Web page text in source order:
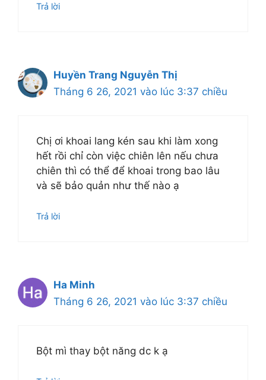
Trả lời
Huyền Trang Nguyễn Thị
Tháng 6 26, 2021 vào lúc 3:37 chiều
Chị ơi khoai lang kén sau khi làm xong
hết rồi chỉ còn việc chiên lên nếu chưa
chiên thì có thể để khoai trong bao lâu
và sẽ bảo quản như thế nào ạ
Trả lời
Ha Minh
Tháng 6 26, 2021 vào lúc 3:37 chiều
Bột mì thay bột năng dc k ạ